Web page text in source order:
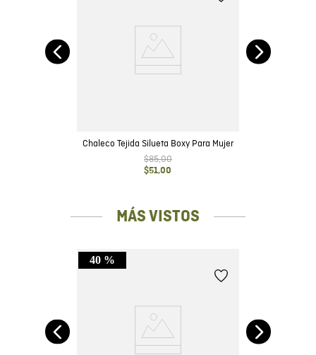
Chaleco Tejida Silueta Boxy Para Mujer
$85,00
$51,00
MÁS VISTOS
40 %